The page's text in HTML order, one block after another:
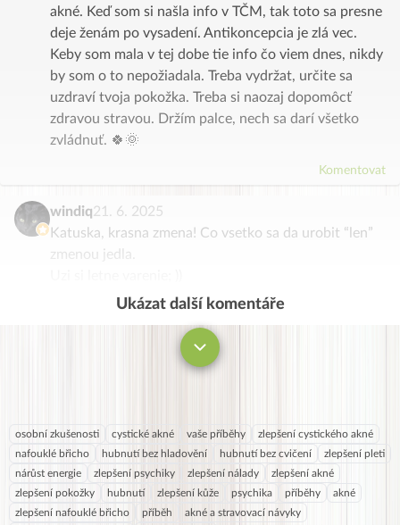
akné. Keď som si našla info v TČM, tak toto sa presne
deje ženám po vysadení. Antikoncepcia je zlá vec.
Keby som mala v tej dobe tie info čo viem dnes, nikdy
by som o to nepožiadala. Treba vydržat, určite sa
uzdraví tvoja pokožka. Treba si naozaj dopomôcť
zdravou stravou. Držím palce, nech sa darí všetko
zvládnuť. 🍀🌞
Komentovat
windiq21. 6. 2025
Katuska, krasna zmena! Co vsetko sa da urobit “len”
zmenou jedla.
Ukázat další komentáře
osobní zkušenosti cystické akné vaše příběhy
zlepšení cystického akné
nafouklé břicho
hubnutí bez hladovění hubnutí bez cvičení
zlepšení pleti
nárůst energie
zlepšení psychiky zlepšení nálady
zlepšení akné
zlepšení pokožky
hubnutí zlepšení kůže psychika příběhy
akné
zlepšení nafouklé břicho
příběh
akné a stravovací návyky